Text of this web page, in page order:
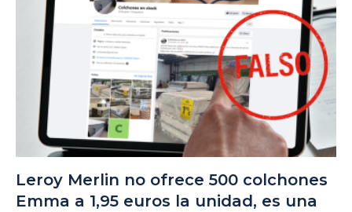
Leroy Merlin no ofrece 500 colchones
Emma a 1,95 euros la unidad, es una